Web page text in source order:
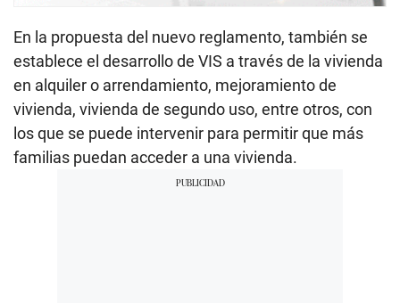
En la propuesta del nuevo reglamento, también se
establece el desarrollo de VIS a través de la vivienda
en alquiler o arrendamiento, mejoramiento de
vivienda, vivienda de segundo uso, entre otros, con
los que se puede intervenir para permitir que más
familias puedan acceder a una vivienda.